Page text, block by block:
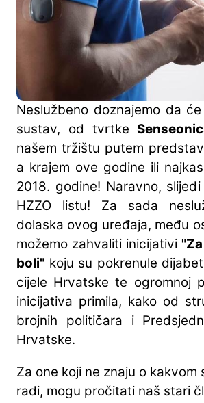
Neslužbeno doznajemo da
sustav, od tvrtke
našem tržištu putem
a krajem ove godine ili
2018. godine! Naravno,
HZZO listu! Za sada
dolaska ovog uređaja, među
možemo zahvaliti inicijativi
boli" koju su pokrenule
cijele Hrvatske te ogromnoj
inicijativa primila, kako od
brojnih političara i
Hrvatske.
Za one koji ne znaju o kakvom
radi, mogu pročitati naš stari